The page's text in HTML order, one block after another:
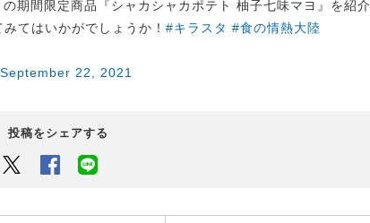
の期間限定商品『シャカシャカポテト 柚子七味マヨ』を紹介
てはいかがでしょうか！ #キラスタ #食の情熱大陸
September 22, 2021
投稿をシェアする
Twitter Facebook